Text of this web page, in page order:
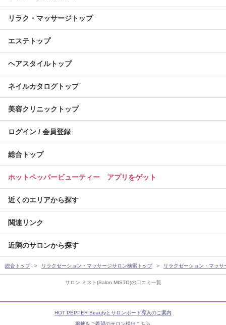
サロン ミスト(Salon MISTO)の口コミ一覧
リラク・マッサージトップ
エステトップ
ヘアスタイルトップ
ネイルカタログトップ
美容クリニックトップ
ログイン / 会員登録
総合トップ
ホットペッパービューティー アプリをゲット
近くのエリアから探す
関連リンク
近隣のサロンから探す
総合トップ リラクゼーション・マッサージサロン検索トップ リラクゼーション・マッ
HOT PEPPER Beautyとサロンボード導入のご案内
掲載をご希望のサロン様はこちら